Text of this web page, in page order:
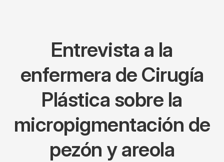
Entrevista a la
enfermera de Cirugía
Plástica sobre la
micropigmentación de
pezón y areola